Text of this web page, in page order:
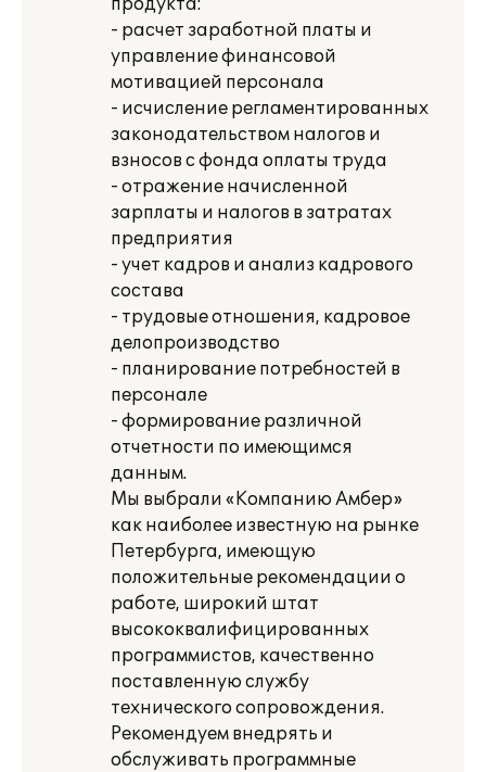
продукта:
- расчет заработной платы и
управление финансовой
мотивацией персонала
- исчисление регламентированных
законодательством налогов и
взносов с фонда оплаты труда
- отражение начисленной
зарплаты и налогов в затратах
предприятия
- учет кадров и анализ кадрового
состава
- трудовые отношения, кадровое
делопроизводство
- планирование потребностей в
персонале
- формирование различной
отчетности по имеющимся
данным.
Мы выбрали «Компанию Амбер»
как наиболее известную на рынке
Петербурга, имеющую
положительные рекомендации о
работе, широкий штат
высококвалифицированных
программистов, качественно
поставленную службу
технического сопровождения.
Рекомендуем внедрять и
обслуживать программные